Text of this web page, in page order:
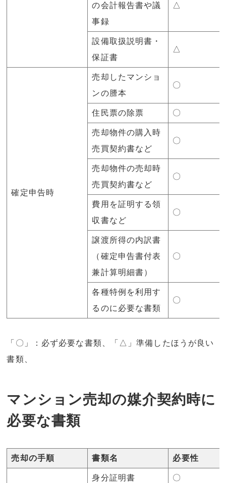
の会計報告書や議
事録
△
設備取扱説明書・
保証書
△
確定申告時
売却したマンショ
ンの謄本
〇
住民票の除票 〇
売却物件の購入時
売買契約書など
〇
売却物件の売却時
売買契約書など
〇
費用を証明する領
収書など
〇
譲渡所得の内訳書
（確定申告書付表
兼計算明細書）
〇
各種特例を利用す
るのに必要な書類
〇
「〇」：必ず必要な書類、「△」準備したほうが良い
書類、
マンション売却の媒介契約時に
必要な書類
売却の手順 書類名 必要性
身分証明書 〇